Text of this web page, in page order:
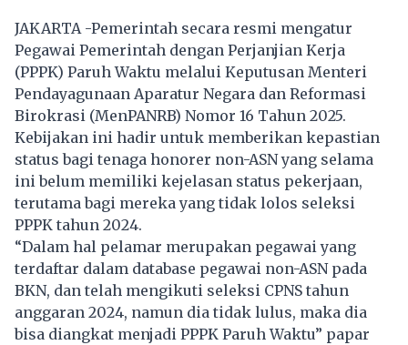
JAKARTA -Pemerintah secara resmi mengatur
Pegawai Pemerintah dengan Perjanjian Kerja
(PPPK) Paruh Waktu melalui Keputusan Menteri
Pendayagunaan Aparatur Negara dan Reformasi
Birokrasi (MenPANRB) Nomor 16 Tahun 2025.
Kebijakan ini hadir untuk memberikan kepastian
status bagi tenaga honorer non-ASN yang selama
ini belum memiliki kejelasan status pekerjaan,
terutama bagi mereka yang tidak lolos seleksi
PPPK tahun 2024.
“Dalam hal pelamar merupakan pegawai yang
terdaftar dalam database pegawai non-ASN pada
BKN, dan telah mengikuti seleksi CPNS tahun
anggaran 2024, namun dia tidak lulus, maka dia
bisa diangkat menjadi PPPK Paruh Waktu” papar